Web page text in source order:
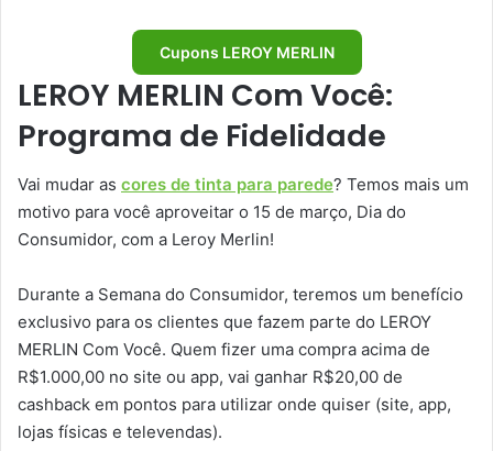
Cupons LEROY MERLIN
LEROY MERLIN Com Você:
Programa de Fidelidade
Vai mudar as cores de tinta para parede? Temos mais um
motivo para você aproveitar o 15 de março, Dia do
Consumidor, com a Leroy Merlin!
Durante a Semana do Consumidor, teremos um benefício
exclusivo para os clientes que fazem parte do LEROY
MERLIN Com Você. Quem fizer uma compra acima de
R$1.000,00 no site ou app, vai ganhar R$20,00 de
cashback em pontos para utilizar onde quiser (site, app,
lojas físicas e televendas).